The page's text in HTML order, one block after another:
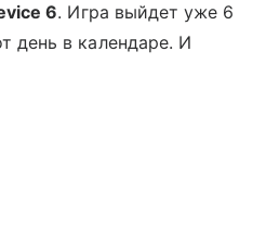
6. Игра выйдет уже 6
день в календаре. И